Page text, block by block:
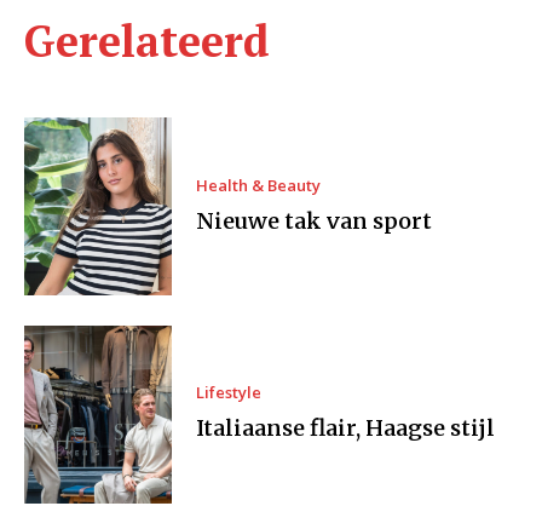
Gerelateerd
Health & Beauty
Nieuwe tak van sport
Lifestyle
Italiaanse flair, Haagse stijl